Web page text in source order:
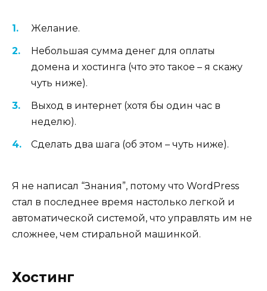
Желание.
Небольшая сумма денег для оплаты
домена и хостинга (что это такое – я скажу
чуть ниже).
Выход в интернет (хотя бы один час в
неделю).
Сделать два шага (об этом – чуть ниже).
Я не написал “Знания”, потому что WordPress
стал в последнее время настолько легкой и
автоматической системой, что управлять им не
сложнее, чем стиральной машинкой.
Хостинг